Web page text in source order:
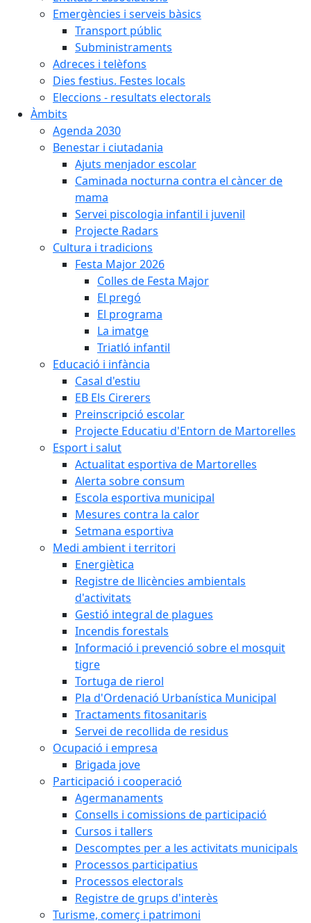
Emergències i serveis bàsics
Transport públic
Subministraments
Adreces i telèfons
Dies festius. Festes locals
Eleccions - resultats electorals
Àmbits
Agenda 2030
Benestar i ciutadania
Ajuts menjador escolar
Caminada nocturna contra el càncer de
mama
Servei piscologia infantil i juvenil
Projecte Radars
Cultura i tradicions
Festa Major 2026
Colles de Festa Major
El pregó
El programa
La imatge
Triatló infantil
Educació i infància
Casal d'estiu
EB Els Cirerers
Preinscripció escolar
Projecte Educatiu d'Entorn de Martorelles
Esport i salut
Actualitat esportiva de Martorelles
Alerta sobre consum
Escola esportiva municipal
Mesures contra la calor
Setmana esportiva
Medi ambient i territori
Energiètica
Registre de llicències ambientals
d'activitats
Gestió integral de plagues
Incendis forestals
Informació i prevenció sobre el mosquit
tigre
Tortuga de rierol
Pla d'Ordenació Urbanística Municipal
Tractaments fitosanitaris
Servei de recollida de residus
Ocupació i empresa
Brigada jove
Participació i cooperació
Agermanaments
Consells i comissions de participació
Cursos i tallers
Descomptes per a les activitats municipals
Processos participatius
Processos electorals
Registre de grups d'interès
Turisme, comerç i patrimoni